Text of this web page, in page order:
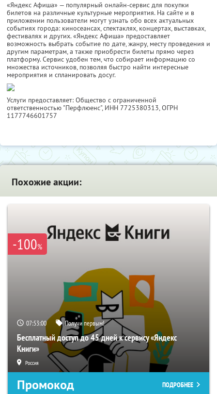
«Яндекс Афиша» — популярный онлайн-сервис для покупки
билетов на различные культурные мероприятия. На сайте и в
приложении пользователи могут узнать обо всех актуальных
событиях города: киносеансах, спектаклях, концертах, выставках,
фестивалях и других. «Яндекс Афиша» предоставляет
возможность выбрать событие по дате, жанру, месту проведения и
другим параметрам, а также приобрести билеты прямо через
платформу. Сервис удобен тем, что собирает информацию со
множества источников, позволяя быстро найти интересные
мероприятия и спланировать досуг.
Услуги предоставляет: Общество с ограниченной
ответственностью "Перфлюенс", ИНН 7725380313, ОГРН
1177746601757
Похожие акции:
-100%
07:52:59 Получи первым!
Бесплатный доступ до 45 дней к сервису «Яндекс
Книги»
Россия
Промокод ПОДРОБНЕЕ